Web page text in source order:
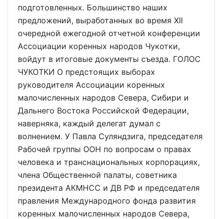
подготовленных. Большинство наших
предложений, выработанных во время XII
очередной ежегодной отчетной конференции
Ассоциации коренных народов Чукотки,
войдут в итоговые документы съезда. ГОЛОС
ЧУКОТКИ О предстоящих выборах
руководителя Ассоциации коренных
малочисленных народов Севера, Сибири и
Дальнего Востока Российской Федерации,
наверняка, каждый делегат думал с
волнением. У Павла Суляндзига, председателя
Рабочей группы ООН по вопросам о правах
человека и транснациональных корпорациях,
члена Общественной палаты, советника
президента АКМНСС и ДВ РФ и председателя
правления Международного фонда развития
коренных малочисленных народов Севера,